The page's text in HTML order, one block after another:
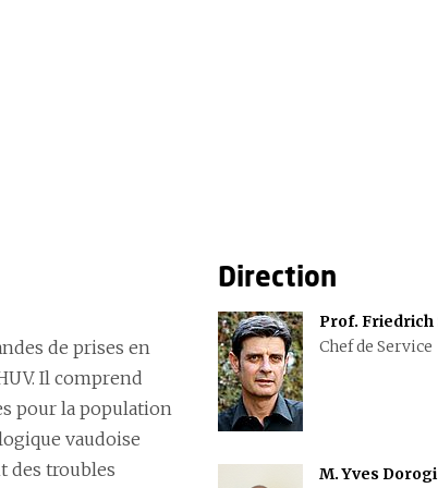
de prises en
Il comprend
pour la population
vaudoise
des troubles
Direction
Prof. Friedrich
Chef de Service
M. Yves Dorogi